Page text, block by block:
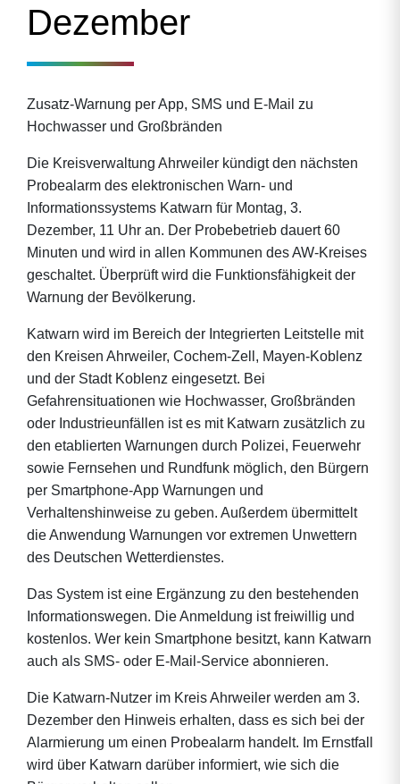
Dezember
Zusatz-Warnung per App, SMS und E-Mail zu
Hochwasser und Großbränden
Die Kreisverwaltung Ahrweiler kündigt den nächsten
Probealarm des elektronischen Warn- und
Informationssystems Katwarn für Montag, 3.
Dezember, 11 Uhr an. Der Probebetrieb dauert 60
Minuten und wird in allen Kommunen des AW-Kreises
geschaltet. Überprüft wird die Funktionsfähigkeit der
Warnung der Bevölkerung.
Katwarn wird im Bereich der Integrierten Leitstelle mit
den Kreisen Ahrweiler, Cochem-Zell, Mayen-Koblenz
und der Stadt Koblenz eingesetzt. Bei
Gefahrensituationen wie Hochwasser, Großbränden
oder Industrieunfällen ist es mit Katwarn zusätzlich zu
den etablierten Warnungen durch Polizei, Feuerwehr
sowie Fernsehen und Rundfunk möglich, den Bürgern
per Smartphone-App Warnungen und
Verhaltenshinweise zu geben. Außerdem übermittelt
die Anwendung Warnungen vor extremen Unwettern
des Deutschen Wetterdienstes.
Das System ist eine Ergänzung zu den bestehenden
Informationswegen. Die Anmeldung ist freiwillig und
kostenlos. Wer kein Smartphone besitzt, kann Katwarn
auch als SMS- oder E-Mail-Service abonnieren.
Die Katwarn-Nutzer im Kreis Ahrweiler werden am 3.
Dezember den Hinweis erhalten, dass es sich bei der
Alarmierung um einen Probealarm handelt. Im Ernstfall
wird über Katwarn darüber informiert, wie sich die